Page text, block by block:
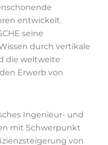
entwickelt.
seine
durch vertikale
die weltweite
Erwerb von
Ingenieur- und
mit Schwerpunkt
von